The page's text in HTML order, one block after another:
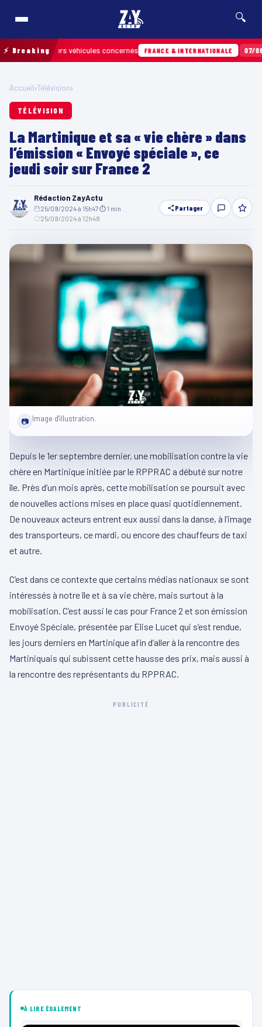
🔍
⚡ Breaking
les derniers véhicules concernés FRANCE & INTERNATIONALE 07/08 ·
Accueil›Télévision›
TÉLÉVISION
La Martinique et sa « vie chère » dans
l’émission « Envoyé spéciale », ce
jeudi soir sur France 2
Rédaction ZayActu
25/09/2024 à 15h47⏱ 1 min
25/09/2024 à 12h48
Partager
📷 Image d'illustration.
Depuis le 1er septembre dernier, une mobilisation contre la vie
chère en Martinique initiée par le RPPRAC a débuté sur notre
île. Près d’un mois après, cette mobilisation se poursuit avec
de nouvelles actions mises en place quasi quotidiennement.
De nouveaux acteurs entrent eux aussi dans la danse, à l’image
des transporteurs, ce mardi, ou encore des chauffeurs de taxi
et autre.
C’est dans ce contexte que certains médias nationaux se sont
intéressés à notre île et à sa vie chère, mais surtout à la
mobilisation. C’est aussi le cas pour France 2 et son émission
Envoyé Spéciale, présentée par Elise Lucet qui s’est rendue,
les jours derniers en Martinique afin d’aller à la rencontre des
Martiniquais qui subissent cette hausse des prix, mais aussi à
la rencontre des représentants du RPPRAC.
PUBLICITÉ
À LIRE ÉGALEMENT